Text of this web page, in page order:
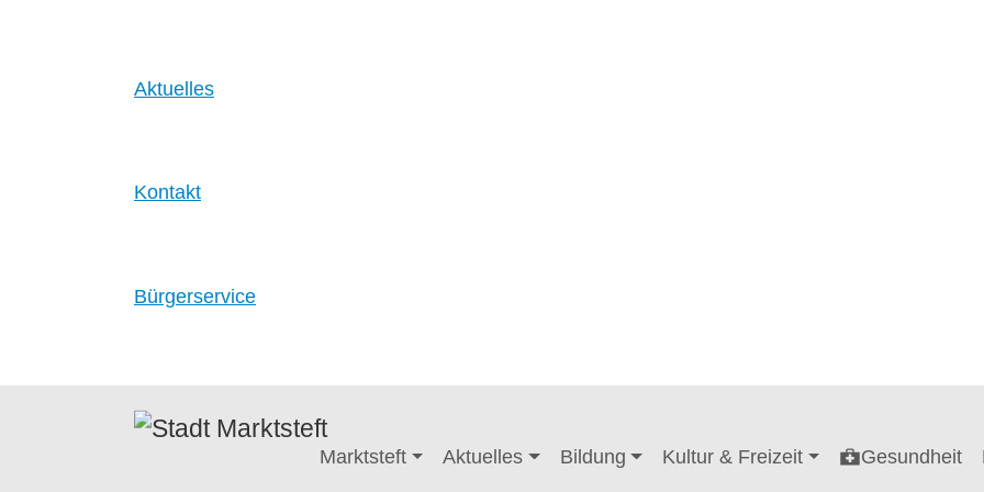
Aktuelles
Kontakt
Bürgerservice
Marktsteft Aktuelles Bildung Kultur & Freizeit Gesundheit